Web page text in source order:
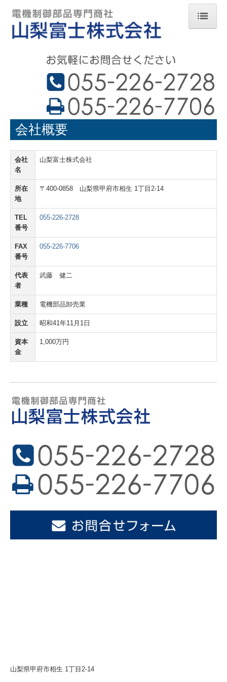
TOP
取扱メーカー
ご注文について
プライバシーポリシー
会社概要
会社
名
山梨富士株式会社
所在
地
〒400-0858 山梨県甲府市相生 1丁目2-14
TEL
番号
055-226-2728
FAX
番号
055-226-7706
代表
者
武藤 健二
業種 電機部品卸売業
設立 昭和41年11月1日
資本
金
1,000万円
山梨県甲府市相生 1丁目2-14